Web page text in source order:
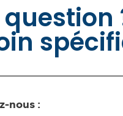
question
nous :